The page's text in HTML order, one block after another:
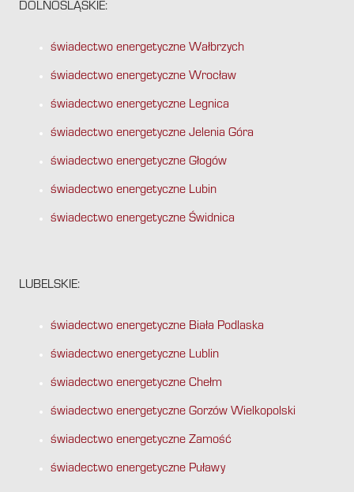
DOLNOŚLĄSKIE:
świadectwo energetyczne Wałbrzych
świadectwo energetyczne Wrocław
świadectwo energetyczne Legnica
świadectwo energetyczne Jelenia Góra
świadectwo energetyczne Głogów
świadectwo energetyczne Lubin
świadectwo energetyczne Świdnica
LUBELSKIE:
świadectwo energetyczne Biała Podlaska
świadectwo energetyczne Lublin
świadectwo energetyczne Chełm
świadectwo energetyczne Gorzów Wielkopolski
świadectwo energetyczne Zamość
świadectwo energetyczne Puławy